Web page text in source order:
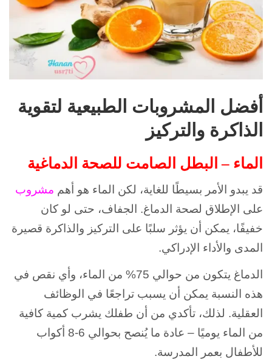
أفضل المشروبات الطبيعية لتقوية
الذاكرة والتركيز
الماء – البطل الصامت للصحة الدماغية
قد يبدو الأمر بسيطًا للغاية، لكن الماء هو أهم مشروب
على الإطلاق لصحة الدماغ. الجفاف، حتى لو كان
خفيفًا، يمكن أن يؤثر سلبًا على التركيز والذاكرة قصيرة
المدى والأداء الإدراكي.
الدماغ يتكون من حوالي 75% من الماء، وأي نقص في
هذه النسبة يمكن أن يسبب تراجعًا في الوظائف
العقلية. لذلك، تأكدي من أن طفلك يشرب كمية كافية
من الماء يوميًا – عادة ما يُنصح بحوالي 6-8 أكواب
للأطفال بعمر المدرسة.